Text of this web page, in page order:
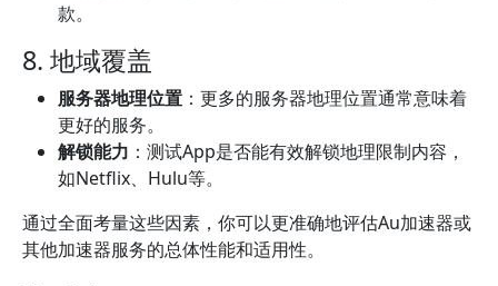
款。
8. 地域覆盖
服务器地理位置 ：更多的服务器地理位置通常意味着
更好的服务。
解锁能力 ：测试App是否能有效解锁地理限制内容，
如Netflix、Hulu等。
通过全面考量这些因素，你可以更准确地评估Au加速器或
其他加速器服务的总体性能和适用性。